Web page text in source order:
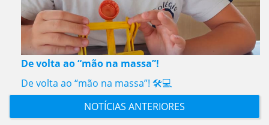
De volta ao “mão na massa”!
De volta ao “mão na massa”! 🛠️💻
NOTÍCIAS ANTERIORES